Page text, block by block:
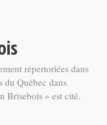
répertoriées dans
du Québec dans
Brisebois » est cité.